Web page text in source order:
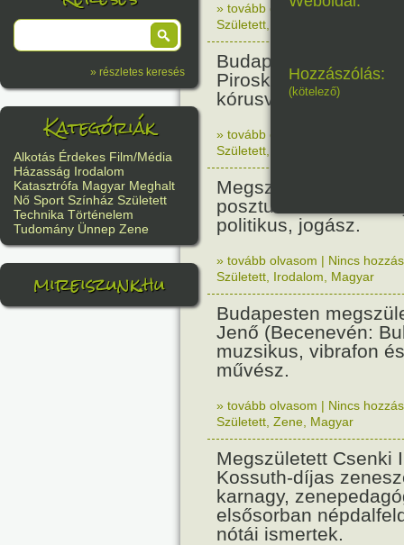
» részletes keresés
Kategóriák
Alkotás Érdekes Film/Média
Házasság Irodalom
Katasztrófa Magyar Meghalt
Nő Sport Színház Született
Technika Történelem
Tudomány Ünnep Zene
mireiszunk.hu
» tovább olvasom|Nincs
Született
Budapesten
Piroska
kórusvezető.
» tovább olvasom
Született
Megszületett Bibó
posztumusz
politikus, jogász.
» tovább olvasom | Nincs
Született Irodalom Magyar
Budapesten
Jenő (Becenevén:
muzsikus, vibrafon
művész.
» tovább olvasom | Nincs
Született Zene Magyar
Megszületett Csenki
Kossuth-díjas
karnagy,
elsősorban
nótái ismertek.
Hozzászólás:
(kötelező)